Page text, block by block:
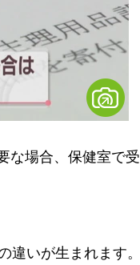
な場合、保健室で受
違いが生まれます。